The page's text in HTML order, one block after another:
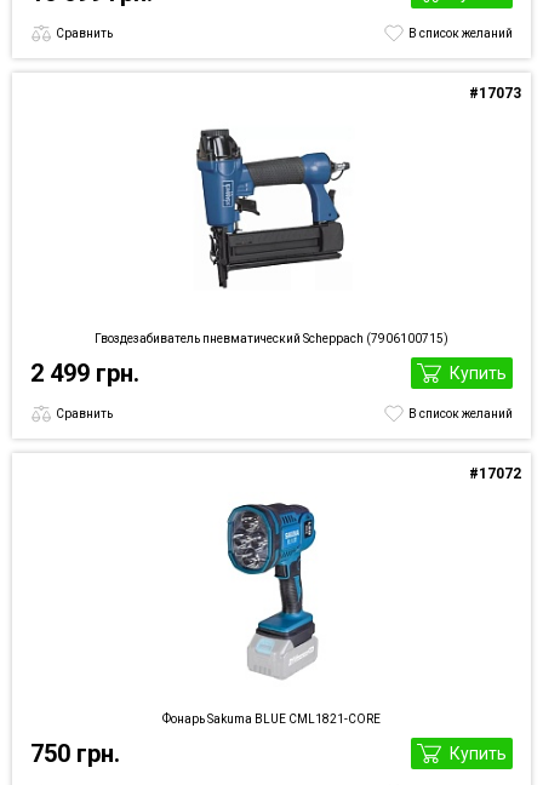
Сравнить В список желаний
Гвоздезабиватель пневматический Scheppach (7906100715)
#17073
2 499 грн. Купить
Сравнить В список желаний
Фонарь Sakuma BLUE CML1821-CORE
#17072
750 грн. Купить